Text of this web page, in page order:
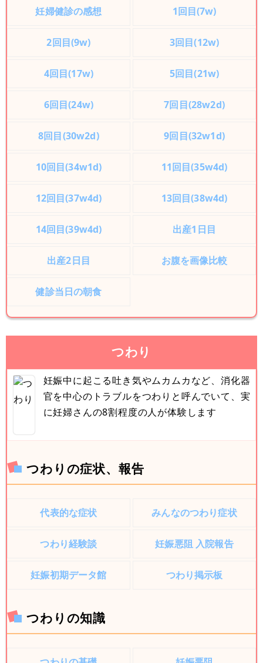
妊婦健診の感想 1回目(7w)
2回目(9w) 3回目(12w)
4回目(17w) 5回目(21w)
6回目(24w) 7回目(28w2d)
8回目(30w2d) 9回目(32w1d)
10回目(34w1d) 11回目(35w4d)
12回目(37w4d) 13回目(38w4d)
14回目(39w4d) 出産1日目
出産2日目 お腹を画像比較
健診当日の朝食
つわり
妊娠中に起こる吐き気やムカムカなど、消化器
官を中心のトラブルをつわりと呼んでいて、実
に妊婦さんの8割程度の人が体験します
つわりの症状、報告
代表的な症状 みんなのつわり症状
つわり経験談 妊娠悪阻 入院報告
妊娠初期データ館 つわり掲示板
つわりの知識